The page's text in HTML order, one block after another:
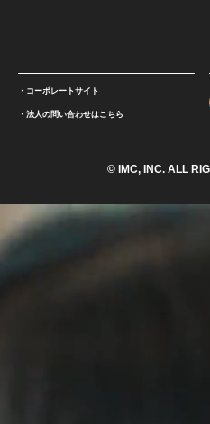
コーポレートサイト
法人の問い合わせはこちら
© IMC, INC. ALL